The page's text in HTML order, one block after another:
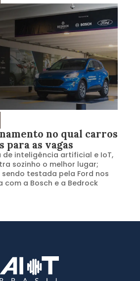
no qual carros
para as vagas
inteligência artificial e IoT,
sozinho o melhor lugar;
testada pela Ford nos
com a Bosch e a Bedrock